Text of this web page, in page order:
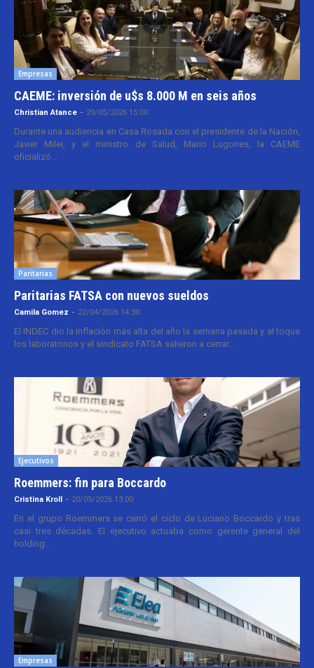
Empresas
CAEME: inversión de u$s 8.000 M en seis años
Christian Atance - 29/05/2026 15:00
Durante una audiencia en Casa Rosada con el presidente de la Nación,
Javier Milei, y el ministro de Salud, Mario Lugones, la CAEME
oficializó...
Paritarias
Paritarias FATSA con nuevos sueldos
Camila Gomez - 22/04/2026 14:30
El INDEC dio la inflación más alta del año la semana pasada y al toque
los laboratorios y el sindicato FATSA salieron a cerrar...
Ejecutivos
Roemmers: fin para Boccardo
Cristina Kroll - 20/05/2026 13:00
En el grupo Roemmers se cerró el ciclo de Luciano Boccardo y tras
casi tres décadas. El ejecutivo actuaba como gerente general del
holding...
Empresas